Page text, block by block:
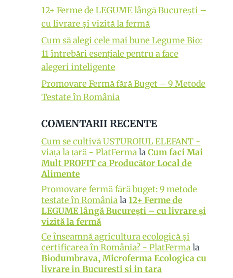
12+ Ferme de LEGUME lângă București –
cu livrare și vizită la fermă
Cum să alegi cele mai bune Legume Bio:
11 întrebări esențiale pentru a face
alegeri inteligente
Promovare Fermă fără Buget – 9 Metode
Testate în România
COMENTARII RECENTE
Cum se cultivă USTUROIUL ELEFANT -
viața la țară - PlatFermalaCum faci Mai
Mult PROFIT ca Producător Local de
Alimente
Promovare fermă fără buget: 9 metode
testate în Româniala12+ Ferme de
LEGUME lângă București – cu livrare și
vizită la fermă
Ce înseamnă agricultura ecologică și
certificarea în România? - PlatFermala
Biodumbrava, Microferma Ecologica cu
livrare in Bucuresti si in tara